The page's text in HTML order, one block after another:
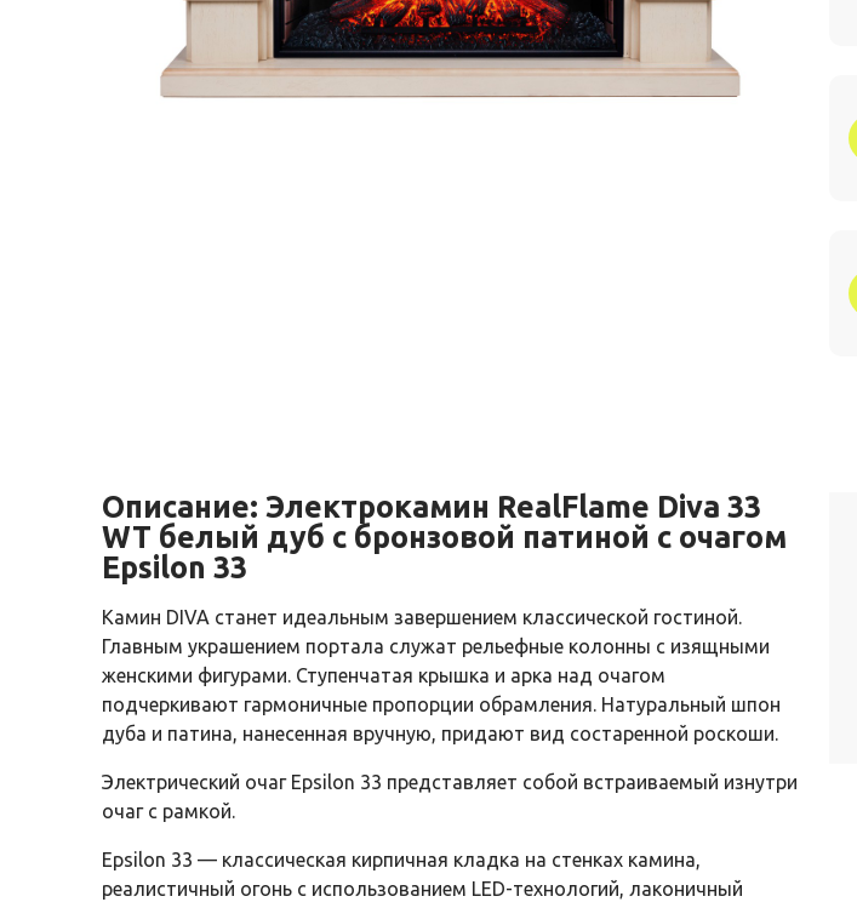
Описание: Электрокамин RealFlame Diva 33
WT белый дуб с бронзовой патиной с очагом
Epsilon 33
Камин DIVA станет идеальным завершением классической гостиной.
Главным украшением портала служат рельефные колонны с изящными
женскими фигурами. Ступенчатая крышка и арка над очагом
подчеркивают гармоничные пропорции обрамления. Натуральный шпон
дуба и патина, нанесенная вручную, придают вид состаренной роскоши.
Электрический очаг Epsilon 33 представляет собой встраиваемый изнутри
очаг с рамкой.
Epsilon 33 — классическая кирпичная кладка на стенках камина,
реалистичный огонь с использованием LED-технологий, лаконичный